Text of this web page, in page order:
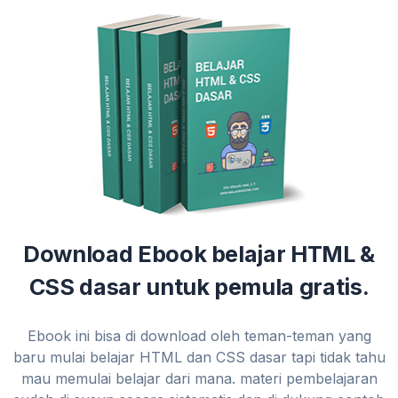
Download Ebook belajar HTML &
CSS dasar untuk pemula gratis.
Ebook ini bisa di download oleh teman-teman yang
baru mulai belajar HTML dan CSS dasar tapi tidak tahu
mau memulai belajar dari mana. materi pembelajaran